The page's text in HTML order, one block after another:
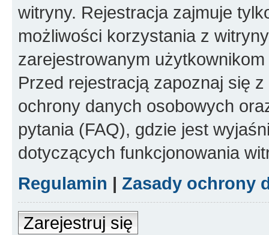
witryny. Rejestracja zajmuje
możliwości korzystania z
zarejestrowanym
Przed rejestracją zapoznaj się
ochrony danych osobowych
pytania (FAQ), gdzie jest
dotyczących funkcjonowania
Regulamin | Zasady ochrony
Zarejestruj się